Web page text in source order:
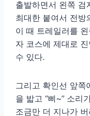
출발하면서 왼쪽 검
최대한 붙여서 전방
이 때 트레일러를
자 코스에 제대로
수 있다.
그리고 확인선 앞쪽
을 밟고 “삐~” 소리
조금만 더 지나가